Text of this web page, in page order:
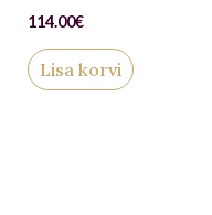
114.00€
Lisa korvi